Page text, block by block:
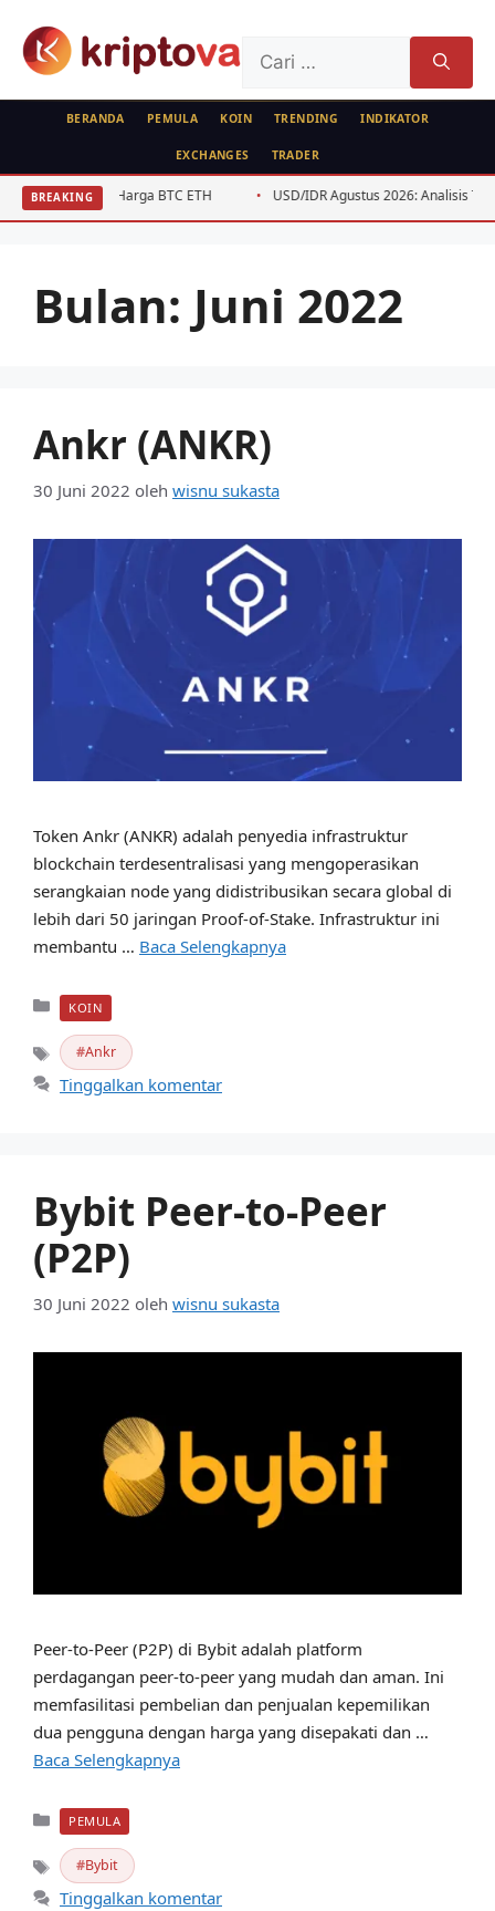
untuk:
BERANDA PEMULA KOIN TRENDING INDIKATOR
EXCHANGES TRADER
BREAKING
BTC ETH USD/IDR Agustus 2026: Analisis Teknis untuk Swing
Bulan: Juni 2022
Ankr (ANKR)
30 Juni 2022 oleh wisnu sukasta
Token Ankr (ANKR) adalah penyedia infrastruktur
blockchain terdesentralisasi yang mengoperasikan
serangkaian node yang didistribusikan secara global di
lebih dari 50 jaringan Proof-of-Stake. Infrastruktur ini
membantu … Baca Selengkapnya
Kategori
KOIN
Tag Ankr
Tinggalkan komentar
Bybit Peer-to-Peer
(P2P)
30 Juni 2022 oleh wisnu sukasta
Peer-to-Peer (P2P) di Bybit adalah platform
perdagangan peer-to-peer yang mudah dan aman. Ini
memfasilitasi pembelian dan penjualan kepemilikan
dua pengguna dengan harga yang disepakati dan …
Baca Selengkapnya
Kategori
PEMULA
Tag Bybit
Tinggalkan komentar